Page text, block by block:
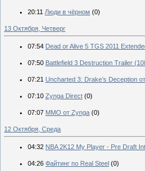
20:11 Люди в чёрном (0)
13 Октября, Четверг
07:54 Dead or Alive 5 TGS 2011
07:50 Battlefield 3 Destruction Trailer
07:21 Uncharted 3: Drake’s Deception
07:10 Zynga Direct (0)
07:07 ММО от Zynga (0)
12 Октября, Среда
04:32 NBA 2K12 My Player - Pre Draft
04:26 Файтинг по Real Steel (0)